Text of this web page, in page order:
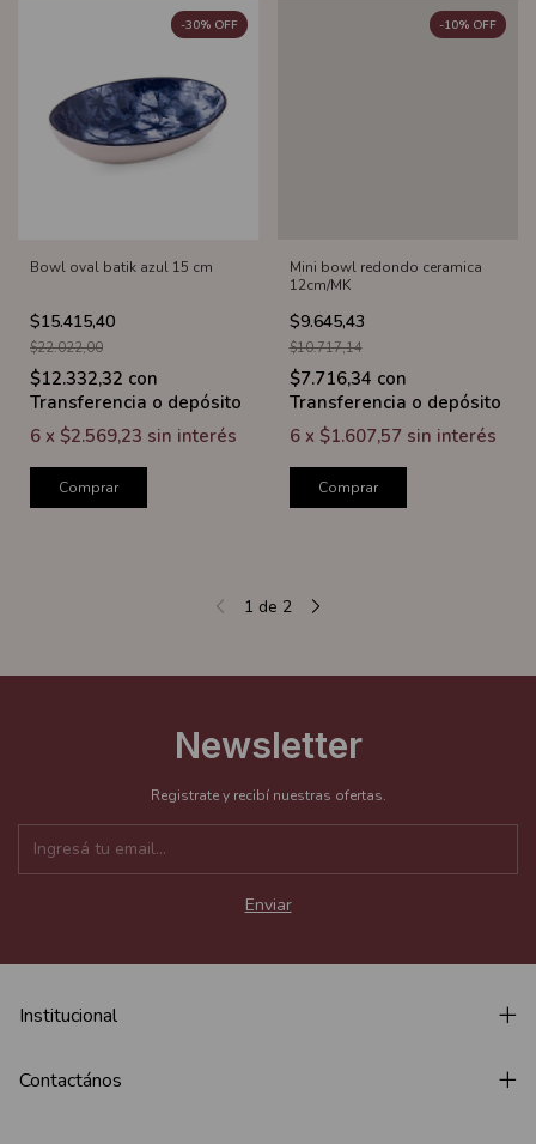
Bowl oval batik azul 15 cm
$15.415,40
-30% OFF
$22.022,00
$12.332,32 con
Transferencia o depósito
6 x $2.569,23 sin interés
Comprar
Mini bowl redondo ceramica
12cm/MK
$9.645,43
-10% OFF
$10.717,14
$7.716,34 con
Transferencia o depósito
6 x $1.607,57 sin interés
Comprar
1 de 2
Newsletter
Registrate y recibí nuestras ofertas.
Institucional
Contactános